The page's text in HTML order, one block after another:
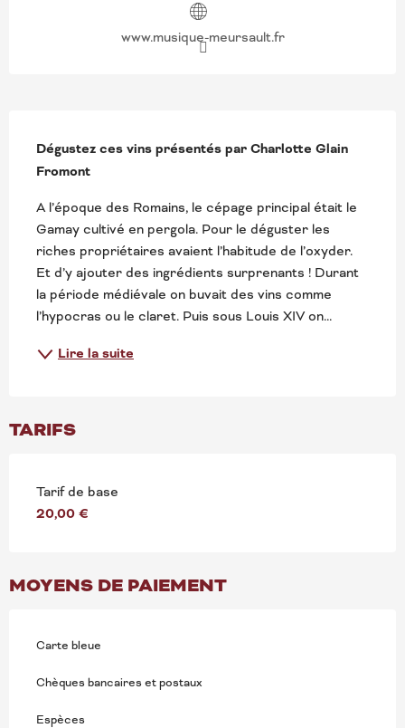
www.musique-meursault.fr
DESCRIPTION
Dégustez ces vins présentés par Charlotte Glain
Fromont
A l’époque des Romains, le cépage principal était le
Gamay cultivé en pergola. Pour le déguster les
riches propriétaires avaient l’habitude de l’oxyder.
Et d’y ajouter des ingrédients surprenants ! Durant
la période médiévale on buvait des vins comme
l’hypocras ou le claret. Puis sous Louis XIV on...
Lire la suite
TARIFS
Tarif de base
20,00 €
MOYENS DE PAIEMENT
Carte bleue
Chèques bancaires et postaux
Espèces